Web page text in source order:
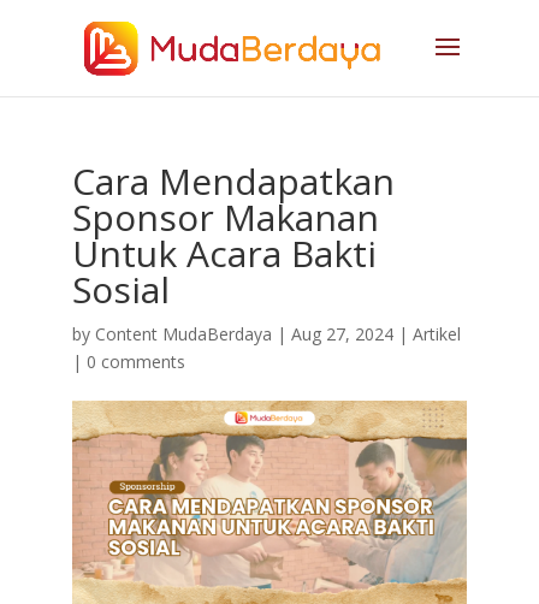
Cara Mendapatkan
Sponsor Makanan
Untuk Acara Bakti
Sosial
by Content MudaBerdaya | Aug 27, 2024| Artikel
| 0 comments